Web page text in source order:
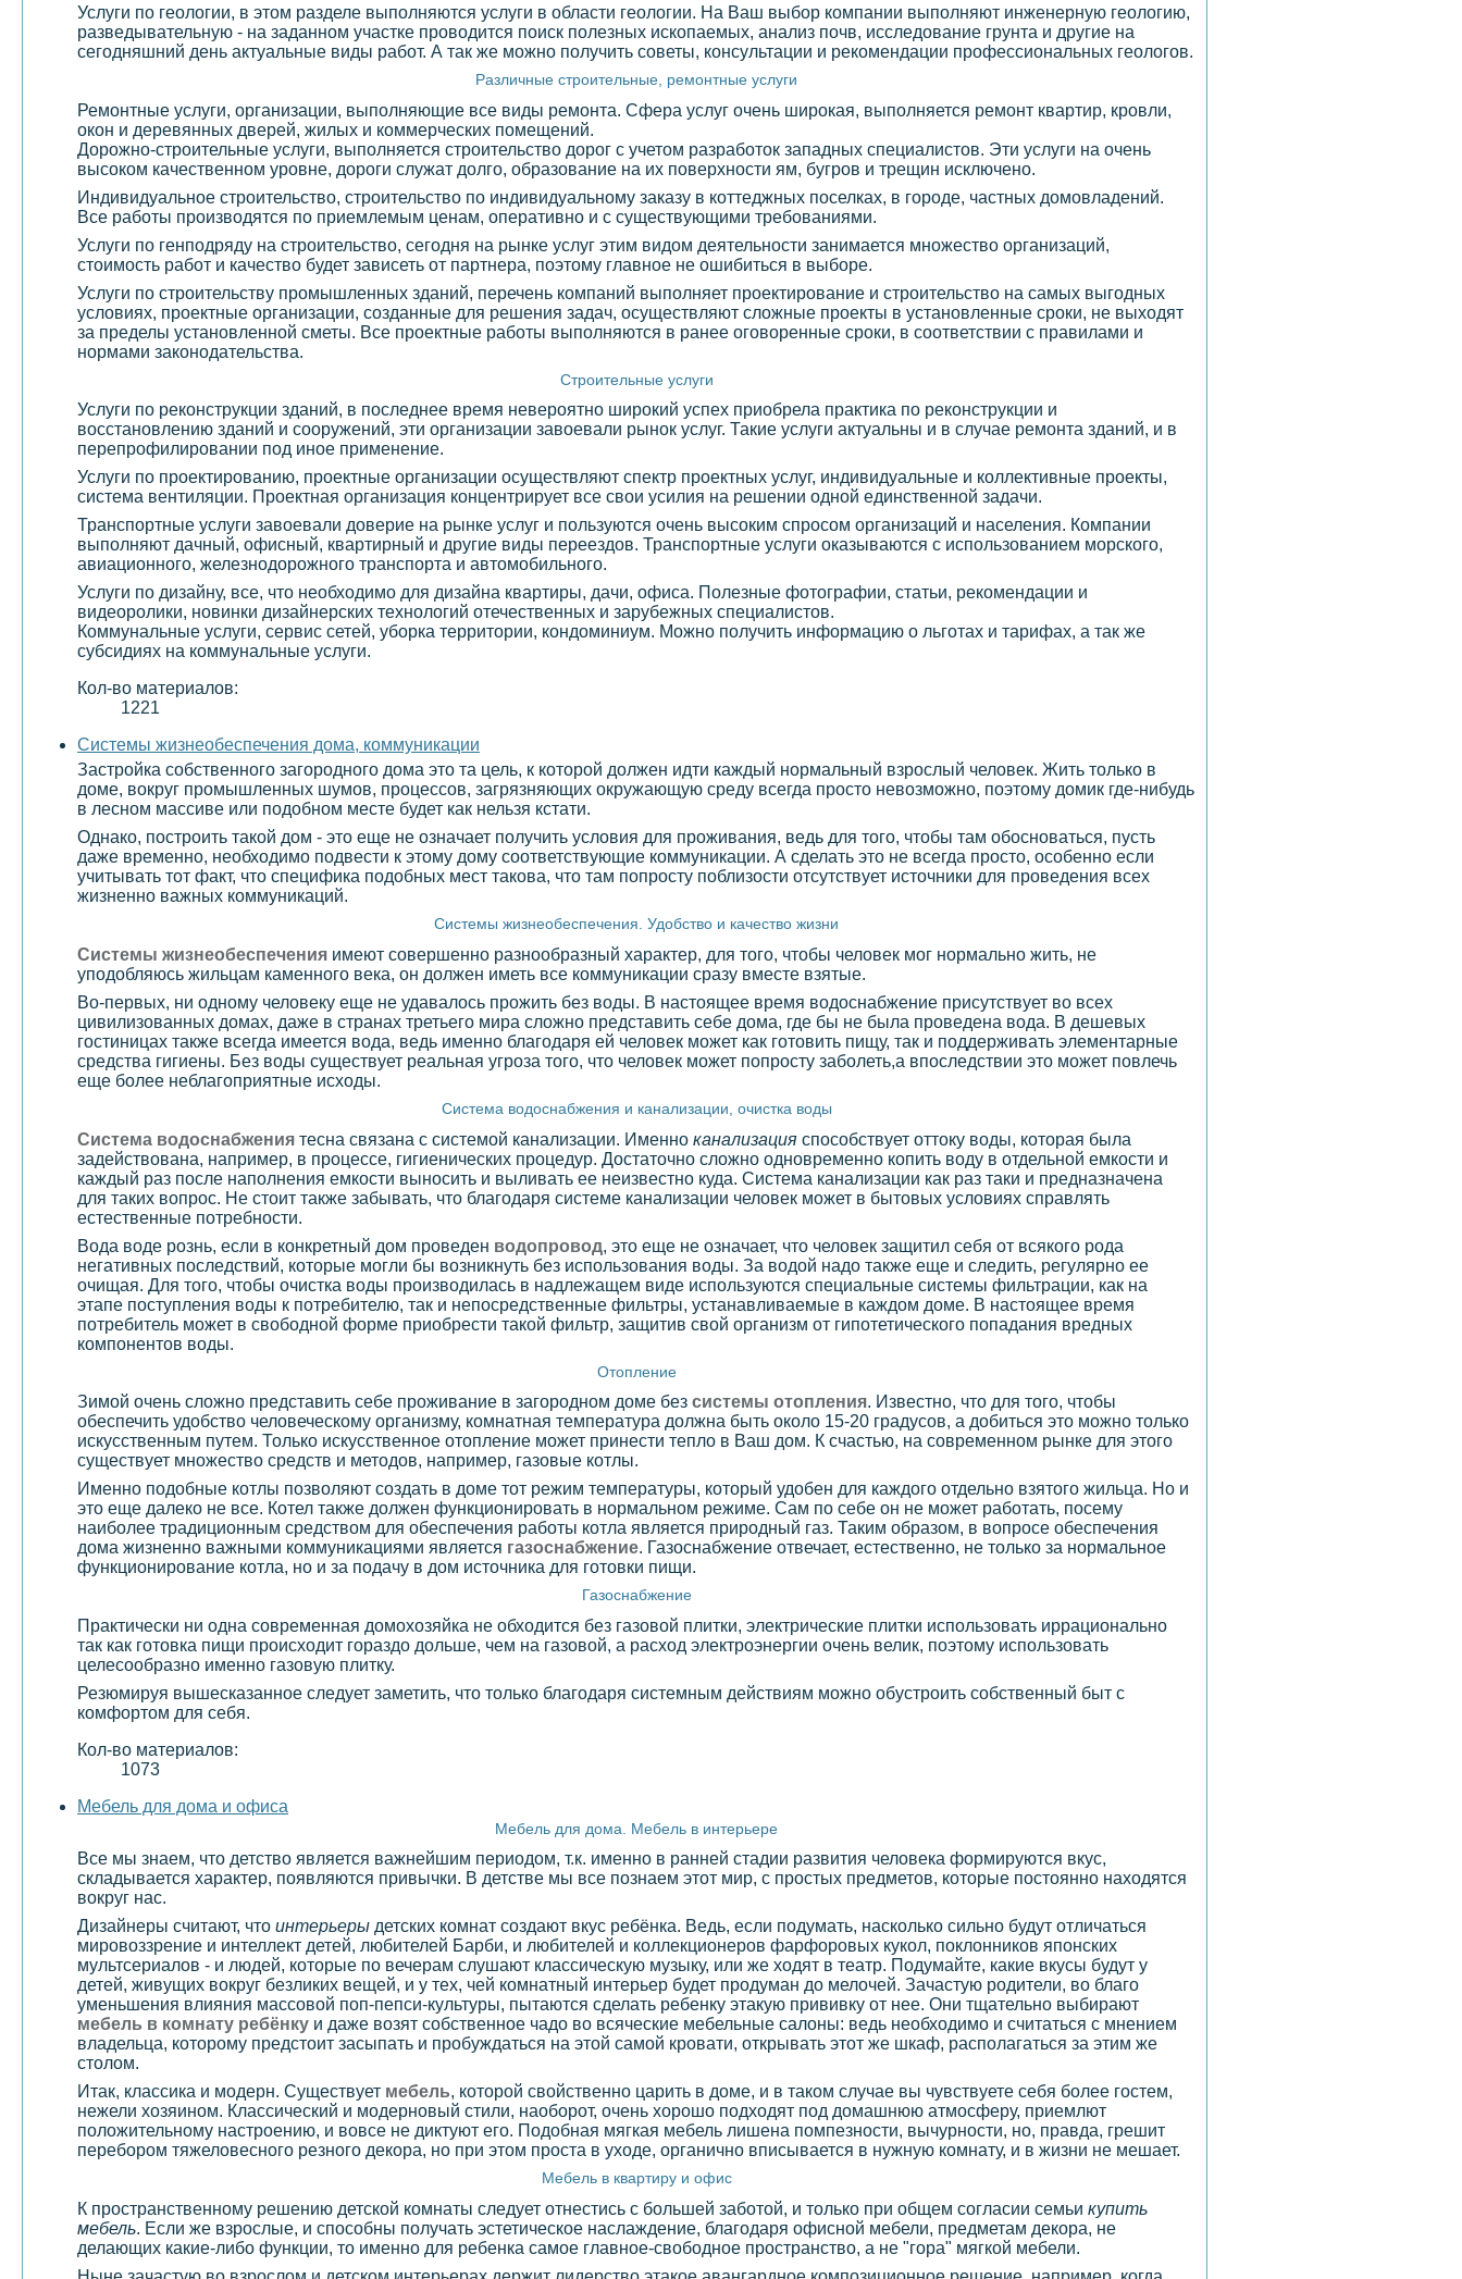
Услуги по геологии, в этом разделе выполняются услуги в области геологии. На Ваш выбор компании выполняют инженерную геологию,
разведывательную - на заданном участке проводится поиск полезных ископаемых, анализ почв, исследование грунта и другие на
сегодняшний день актуальные виды работ. А так же можно получить советы, консультации и рекомендации профессиональных геологов.
Различные строительные, ремонтные услуги
Ремонтные услуги, организации, выполняющие все виды ремонта. Сфера услуг очень широкая, выполняется ремонт квартир, кровли,
окон и деревянных дверей, жилых и коммерческих помещений.
Дорожно-строительные услуги, выполняется строительство дорог с учетом разработок западных специалистов. Эти услуги на очень
высоком качественном уровне, дороги служат долго, образование на их поверхности ям, бугров и трещин исключено.
Индивидуальное строительство, строительство по индивидуальному заказу в коттеджных поселках, в городе, частных домовладений.
Все работы производятся по приемлемым ценам, оперативно и с существующими требованиями.
Услуги по генподряду на строительство, сегодня на рынке услуг этим видом деятельности занимается множество организаций,
стоимость работ и качество будет зависеть от партнера, поэтому главное не ошибиться в выборе.
Услуги по строительству промышленных зданий, перечень компаний выполняет проектирование и строительство на самых выгодных
условиях, проектные организации, созданные для решения задач, осуществляют сложные проекты в установленные сроки, не выходят
за пределы установленной сметы. Все проектные работы выполняются в ранее оговоренные сроки, в соответствии с правилами и
нормами законодательства.
Строительные услуги
Услуги по реконструкции зданий, в последнее время невероятно широкий успех приобрела практика по реконструкции и
восстановлению зданий и сооружений, эти организации завоевали рынок услуг. Такие услуги актуальны и в случае ремонта зданий, и в
перепрофилировании под иное применение.
Услуги по проектированию, проектные организации осуществляют спектр проектных услуг, индивидуальные и коллективные проекты,
система вентиляции. Проектная организация концентрирует все свои усилия на решении одной единственной задачи.
Транспортные услуги завоевали доверие на рынке услуг и пользуются очень высоким спросом организаций и населения. Компании
выполняют дачный, офисный, квартирный и другие виды переездов. Транспортные услуги оказываются с использованием морского,
авиационного, железнодорожного транспорта и автомобильного.
Услуги по дизайну, все, что необходимо для дизайна квартиры, дачи, офиса. Полезные фотографии, статьи, рекомендации и
видеоролики, новинки дизайнерских технологий отечественных и зарубежных специалистов.
Коммунальные услуги, сервис сетей, уборка территории, кондоминиум. Можно получить информацию о льготах и тарифах, а так же
субсидиях на коммунальные услуги.
Кол-во материалов:
1221
Системы жизнеобеспечения дома, коммуникации
Застройка собственного загородного дома это та цель, к которой должен идти каждый нормальный взрослый человек. Жить только в
доме, вокруг промышленных шумов, процессов, загрязняющих окружающую среду всегда просто невозможно, поэтому домик где-нибудь
в лесном массиве или подобном месте будет как нельзя кстати.
Однако, построить такой дом - это еще не означает получить условия для проживания, ведь для того, чтобы там обосноваться, пусть
даже временно, необходимо подвести к этому дому соответствующие коммуникации. А сделать это не всегда просто, особенно если
учитывать тот факт, что специфика подобных мест такова, что там попросту поблизости отсутствует источники для проведения всех
жизненно важных коммуникаций.
Системы жизнеобеспечения. Удобство и качество жизни
Системы жизнеобеспечения имеют совершенно разнообразный характер, для того, чтобы человек мог нормально жить, не
уподобляюсь жильцам каменного века, он должен иметь все коммуникации сразу вместе взятые.
Во-первых, ни одному человеку еще не удавалось прожить без воды. В настоящее время водоснабжение присутствует во всех
цивилизованных домах, даже в странах третьего мира сложно представить себе дома, где бы не была проведена вода. В дешевых
гостиницах также всегда имеется вода, ведь именно благодаря ей человек может как готовить пищу, так и поддерживать элементарные
средства гигиены. Без воды существует реальная угроза того, что человек может попросту заболеть,а впоследствии это может повлечь
еще более неблагоприятные исходы.
Система водоснабжения и канализации, очистка воды
Система водоснабжения тесна связана с системой канализации. Именно канализация способствует оттоку воды, которая была
задействована, например, в процессе, гигиенических процедур. Достаточно сложно одновременно копить воду в отдельной емкости и
каждый раз после наполнения емкости выносить и выливать ее неизвестно куда. Система канализации как раз таки и предназначена
для таких вопрос. Не стоит также забывать, что благодаря системе канализации человек может в бытовых условиях справлять
естественные потребности.
Вода воде рознь, если в конкретный дом проведен водопровод, это еще не означает, что человек защитил себя от всякого рода
негативных последствий, которые могли бы возникнуть без использования воды. За водой надо также еще и следить, регулярно ее
очищая. Для того, чтобы очистка воды производилась в надлежащем виде используются специальные системы фильтрации, как на
этапе поступления воды к потребителю, так и непосредственные фильтры, устанавливаемые в каждом доме. В настоящее время
потребитель может в свободной форме приобрести такой фильтр, защитив свой организм от гипотетического попадания вредных
компонентов воды.
Отопление
Зимой очень сложно представить себе проживание в загородном доме без системы отопления. Известно, что для того, чтобы
обеспечить удобство человеческому организму, комнатная температура должна быть около 15-20 градусов, а добиться это можно только
искусственным путем. Только искусственное отопление может принести тепло в Ваш дом. К счастью, на современном рынке для этого
существует множество средств и методов, например, газовые котлы.
Именно подобные котлы позволяют создать в доме тот режим температуры, который удобен для каждого отдельно взятого жильца. Но и
это еще далеко не все. Котел также должен функционировать в нормальном режиме. Сам по себе он не может работать, посему
наиболее традиционным средством для обеспечения работы котла является природный газ. Таким образом, в вопросе обеспечения
дома жизненно важными коммуникациями является газоснабжение. Газоснабжение отвечает, естественно, не только за нормальное
функционирование котла, но и за подачу в дом источника для готовки пищи.
Газоснабжение
Практически ни одна современная домохозяйка не обходится без газовой плитки, электрические плитки использовать иррационально
так как готовка пищи происходит гораздо дольше, чем на газовой, а расход электроэнергии очень велик, поэтому использовать
целесообразно именно газовую плитку.
Резюмируя вышесказанное следует заметить, что только благодаря системным действиям можно обустроить собственный быт с
комфортом для себя.
Кол-во материалов:
1073
Мебель для дома и офиса
Мебель для дома. Мебель в интерьере
Все мы знаем, что детство является важнейшим периодом, т.к. именно в ранней стадии развития человека формируются вкус,
складывается характер, появляются привычки. В детстве мы все познаем этот мир, с простых предметов, которые постоянно находятся
вокруг нас.
Дизайнеры считают, что интерьеры детских комнат создают вкус ребёнка. Ведь, если подумать, насколько сильно будут отличаться
мировоззрение и интеллект детей, любителей Барби, и любителей и коллекционеров фарфоровых кукол, поклонников японских
мультсериалов - и людей, которые по вечерам слушают классическую музыку, или же ходят в театр. Подумайте, какие вкусы будут у
детей, живущих вокруг безликих вещей, и у тех, чей комнатный интерьер будет продуман до мелочей. Зачастую родители, во благо
уменьшения влияния массовой поп-пепси-культуры, пытаются сделать ребенку этакую прививку от нее. Они тщательно выбирают
мебель в комнату ребёнку и даже возят собственное чадо во всяческие мебельные салоны: ведь необходимо и считаться с мнением
владельца, которому предстоит засыпать и пробуждаться на этой самой кровати, открывать этот же шкаф, располагаться за этим же
столом.
Итак, классика и модерн. Существует мебель, которой свойственно царить в доме, и в таком случае вы чувствуете себя более гостем,
нежели хозяином. Классический и модерновый стили, наоборот, очень хорошо подходят под домашнюю атмосферу, приемлют
положительному настроению, и вовсе не диктуют его. Подобная мягкая мебель лишена помпезности, вычурности, но, правда, грешит
перебором тяжеловесного резного декора, но при этом проста в уходе, органично вписывается в нужную комнату, и в жизни не мешает.
Мебель в квартиру и офис
К пространственному решению детской комнаты следует отнестись с большей заботой, и только при общем согласии семьи купить
мебель. Если же взрослые, и способны получать эстетическое наслаждение, благодаря офисной мебели, предметам декора, не
делающих какие-либо функции, то именно для ребенка самое главное-свободное пространство, а не "гора" мягкой мебели.